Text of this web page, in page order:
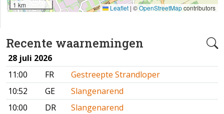
Recente waarnemingen
28 juli 2026
11:00
FR
Gestreepte Strandloper
10:52
GE
Slangenarend
10:00
DR
Slangenarend
1 km Leaflet | ©OpenStreetMapcontributors